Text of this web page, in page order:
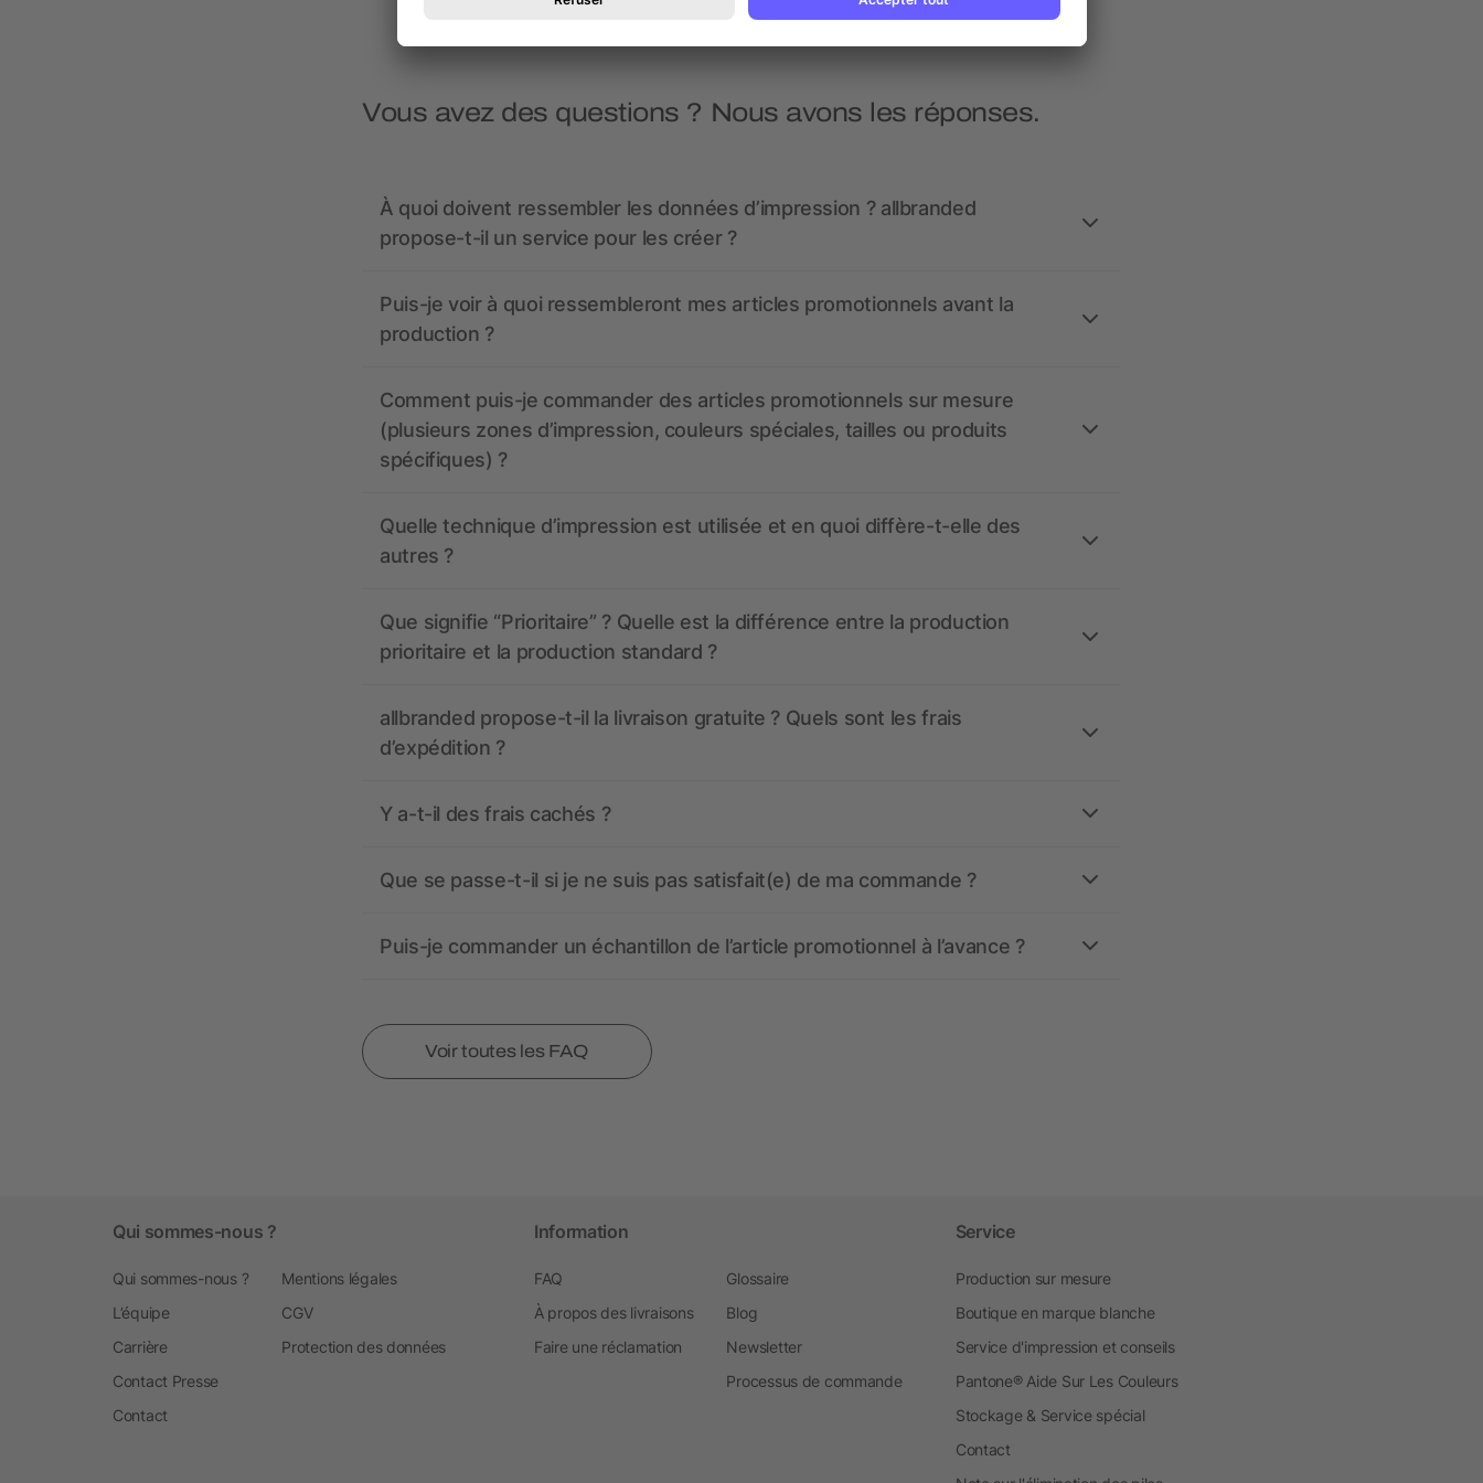
Vous avez des questions ? Nous avons les réponses.
À quoi doivent ressembler les données d’impression ? allbranded
propose-t-il un service pour les créer ?
Puis-je voir à quoi ressembleront mes articles promotionnels avant la
production ?
Comment puis-je commander des articles promotionnels sur mesure
(plusieurs zones d’impression, couleurs spéciales, tailles ou produits
spécifiques) ?
Quelle technique d’impression est utilisée et en quoi diffère-t-elle des
autres ?
Que signifie “Prioritaire” ? Quelle est la différence entre la production
prioritaire et la production standard ?
allbranded propose-t-il la livraison gratuite ? Quels sont les frais
d’expédition ?
Y a-t-il des frais cachés ?
Que se passe-t-il si je ne suis pas satisfait(e) de ma commande ?
Puis-je commander un échantillon de l’article promotionnel à l’avance ?
Voir toutes les FAQ
Qui sommes-nous ?
Qui sommes-nous ?
L’équipe
Carrière
Contact Presse
Contact
Mentions légales
CGV
Protection des données
Information
FAQ
À propos des livraisons
Faire une réclamation
Glossaire
Blog
Newsletter
Processus de commande
Service
Production sur mesure
Boutique en marque blanche
Service d'impression et conseils
Pantone® Aide Sur Les Couleurs
Stockage & Service spécial
Contact